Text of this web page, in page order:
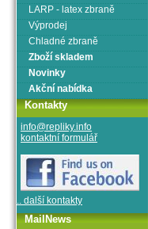
LARP - latex zbraně
Výprodej
Chladné zbraně
Zboží skladem
Novinky
Akční nabídka
Kontakty
info@repliky.info
kontaktní formulář
.. další kontakty
MailNews